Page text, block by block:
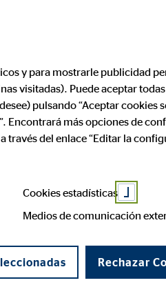
Aviso legal
Jaime
y para mostrarle publicidad
visitadas). Puede aceptar
pulsando “Aceptar cookies
Encontrará más opciones de
del enlace “Editar la
Cookies estadísticas
Medios de comunicación
Rechazar